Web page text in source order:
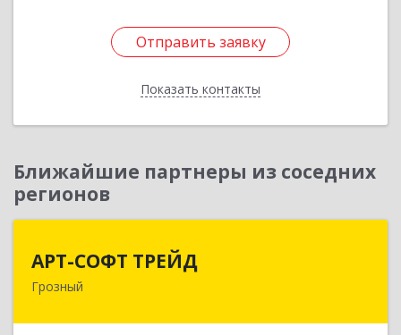
Отправить заявку
Показать контакты
Отправить заявку
Назад
Ближайшие партнеры из соседних
регионов
АРТ-СОФТ ТРЕЙД
Грозный
364013, Чеченская Респ, Грозный г, Полярников